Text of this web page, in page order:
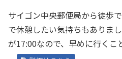
サイゴン中央郵便局から徒歩
で休憩したい気持ちもありま
が17:00なので、早めに行くこ